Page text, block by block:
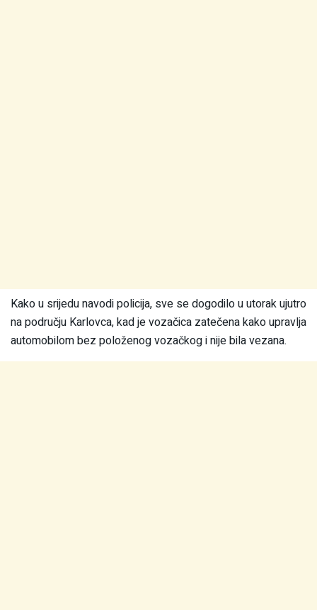
Kako u srijedu navodi policija, sve se dogodilo u utorak ujutro
na području Karlovca, kad je vozačica zatečena kako upravlja
automobilom bez položenog vozačkog i nije bila vezana.